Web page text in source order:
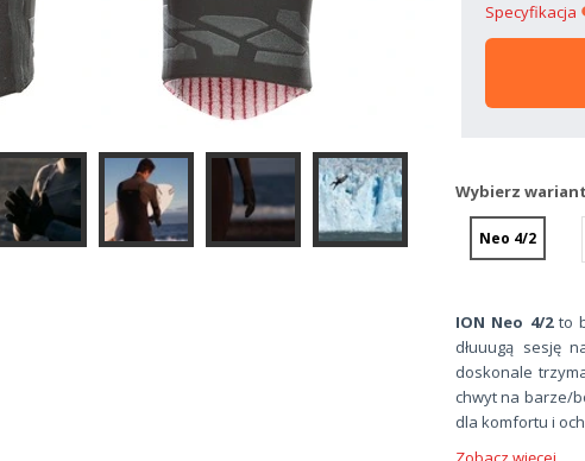
Specyfikacja
Wybierz
Neo 4/2
ION Neo 4/2to
dłuuugą sesję
doskonale
chwyt na barze/
dla komfortu i